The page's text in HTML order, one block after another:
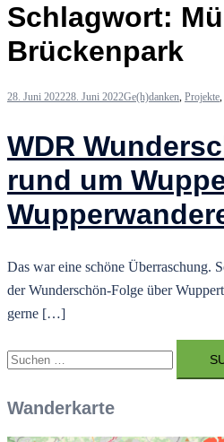
Schlagwort:
Brückenpark
28. Juni 202228. Juni 2022Ge(h)danken, Projekte,
WDR
rund um
Das war eine schöne Überraschung.
der Wunderschön-Folge über
gerne […]
Suchen
nach:
Wanderkarte